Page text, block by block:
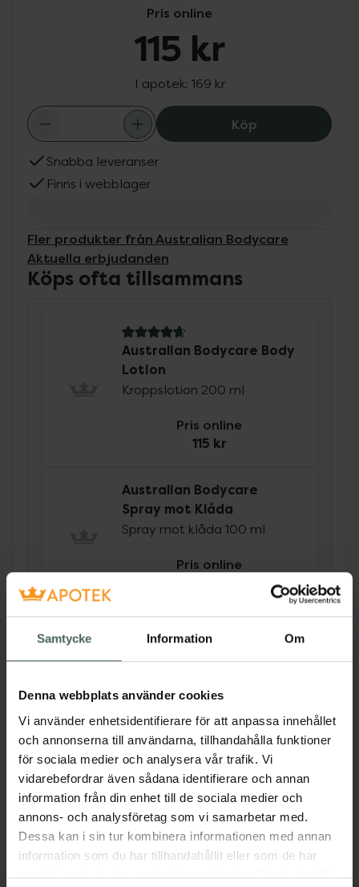
Samtycke Information Om
Denna webbplats använder cookies
Vi använder enhetsidentifierare för att anpassa innehållet
och annonserna till användarna, tillhandahålla funktioner
för sociala medier och analysera vår trafik. Vi
vidarebefordrar även sådana identifierare och annan
information från din enhet till de sociala medier och
annons- och analysföretag som vi samarbetar med.
Dessa kan i sin tur kombinera informationen med annan
information som du har tillhandahållit eller som de har
samlat in när du har använt deras tjänster. Samtycke till
Pris online
115 kr
I apotek: 169 kr
KöpAustralian
Snabba leveranser
Finns i webblager
Fler produkter från Australian Bodycare
Aktuella erbjudanden
Köps ofta tillsammans
4.9 av 5 i omdöme
Australian Bodycare Body
Lotion
Kroppslotion 200 ml
Pris online
115 kr
Australian Bodycare
Spray mot Klåda
Spray mot klåda 100 ml
Pris online
Köp båda för:214 kr
Köp båda
Beskrivning Dölj
Body Lotion som återfuktar torr hud och
förebygger oren hud, finnar på ryggen,
skinkorna och andra delar av kroppen.
Kroppslotionen innehåller också fuktgivande
ingredienser som mättar huden så att den ser
slät och frisk ut. Produkten är dermatologiskt
testad och kan användas på alla hudtyper,